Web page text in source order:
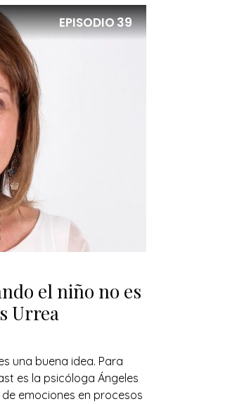
EPISODIO39
el niño no es
Urrea
una buena idea. Para
es la psicóloga Ángeles
emociones en procesos